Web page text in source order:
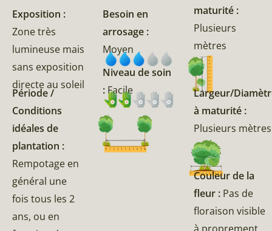
Exposition :
Zone très
lumineuse mais
sans exposition
directe au soleil
Période /
Conditions
idéales de
plantation :
Rempotage en
général une
fois tous les 2
ans, ou en
Besoin en
arrosage :
Moyen
Niveau de soin
: Facile
maturité :
Plusieurs
mètres
Largeur/
à maturité :
Plusieurs mètres
Couleur de la
fleur : Pas de
floraison visible